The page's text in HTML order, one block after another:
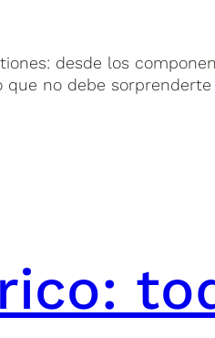
desde los
no debe